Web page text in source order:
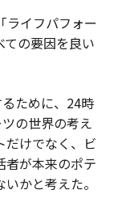
ライフパフォー
の要因を良い
ために、24時
の世界の考え
だけでなく、ビ
者が本来のポテ
かと考えた。